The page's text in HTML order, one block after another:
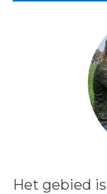
Lees het bericht:
Het gebied